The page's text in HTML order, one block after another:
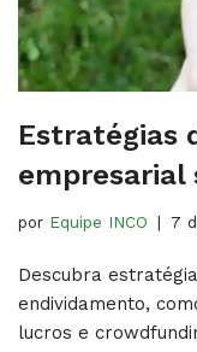
Estratégias
empresarial
por Equipe INCO 7
Descubra
endividamento,
lucros e